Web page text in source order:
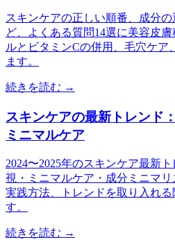
スキンケアの正しい順番、成分
ど、よくある質問14選に美容皮
ルとビタミンCの併用、毛穴ケア
ます。
続きを読む →
スキンケアの最新トレンド
ミニマルケア
2024〜2025年のスキンケア最新
視・ミニマルケア・成分ミニマ
実践方法、トレンドを取り入れ
す。
続きを読む →